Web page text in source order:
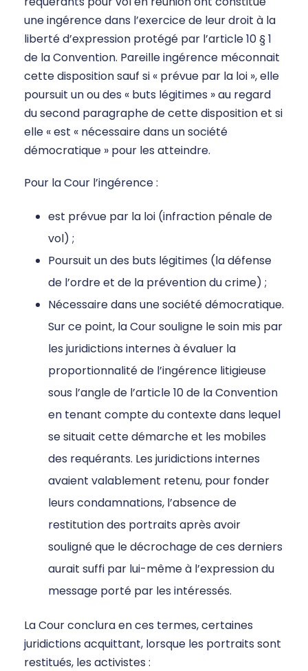
une ingérence dans l’exercice de leur droit à la
liberté d’expression protégé par l’article 10 § 1
de la Convention. Pareille ingérence méconnait
cette disposition sauf si « prévue par la loi », elle
poursuit un ou des « buts légitimes » au regard
du second paragraphe de cette disposition et si
elle « est « nécessaire dans un société
démocratique » pour les atteindre.
Pour la Cour l’ingérence :
est prévue par la loi (infraction pénale de
vol) ;
Poursuit un des buts légitimes (la défense
de l’ordre et de la prévention du crime) ;
Nécessaire dans une société démocratique.
Sur ce point, la Cour souligne le soin mis par
les juridictions internes à évaluer la
proportionnalité de l’ingérence litigieuse
sous l’angle de l’article 10 de la Convention
en tenant compte du contexte dans lequel
se situait cette démarche et les mobiles
des requérants. Les juridictions internes
avaient valablement retenu, pour fonder
leurs condamnations, l’absence de
restitution des portraits après avoir
souligné que le décrochage de ces derniers
aurait suffi par lui-même à l’expression du
message porté par les intéressés.
La Cour conclura en ces termes, certaines
juridictions acquittant, lorsque les portraits sont
restitués, les activistes :